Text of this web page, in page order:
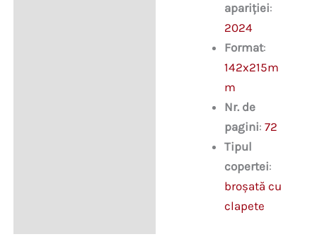
apariției:
2024
Format:
142x215m
m
Nr. de
pagini: 72
Tipul
copertei:
broșată cu
clapete